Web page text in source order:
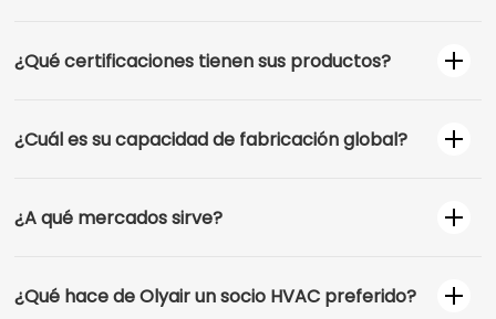
¿Qué certificaciones tienen sus productos?
¿Cuál es su capacidad de fabricación global?
¿A qué mercados sirve?
¿Qué hace de Olyair un socio HVAC preferido?